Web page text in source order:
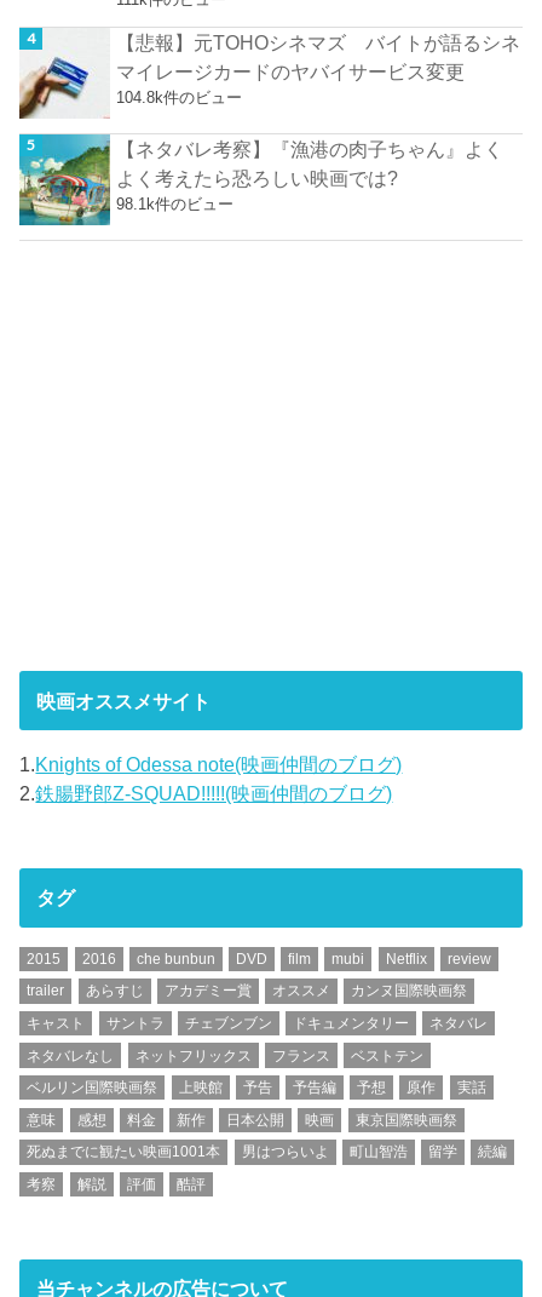
【悲報】元TOHOシネマズ バイトが語るシネ
マイレージカードのヤバイサービス変更
104.8k件のビュー
【ネタバレ考察】『漁港の肉子ちゃん』よく
よく考えたら恐ろしい映画では?
98.1k件のビュー
映画オススメサイト
1.Knights of Odessa note(映画仲間のブログ)
2.鉄腸野郎Z-SQUAD!!!!!(映画仲間のブログ)
タグ
2015 2016 che bunbun DVD film mubi Netflix
review
trailer
あらすじ アカデミー賞 オススメ
カンヌ国際映画祭
キャスト
サントラ チェブンブン ドキュメンタリー
ネタバレ
ネタバレなし
ネットフリックス フランス
ベストテン
ベルリン国際映画祭
上映館 予告 予告編 予想 原作
実話
意味
感想 料金 新作 日本公開 映画
東京国際映画祭
死ぬまでに観たい映画1001本
男はつらいよ 町山智浩 留学
続編
考察
解説 評価 酷評
当チャンネルの広告について